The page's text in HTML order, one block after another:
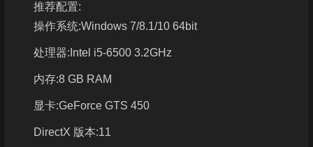
推荐配置:
操作系统:Windows 7/8.1/10 64bit
处理器:Intel i5-6500 3.2GHz
内存:8 GB RAM
显卡:GeForce GTS 450
DirectX 版本:11